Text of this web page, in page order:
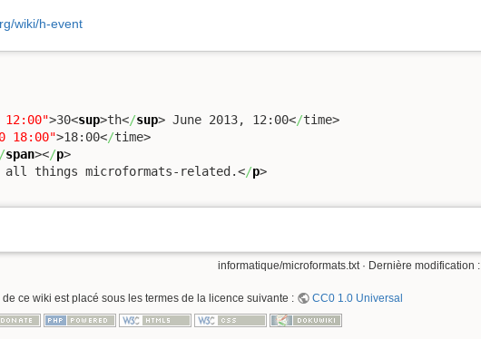
wiki/h-event
12:00">30<sup>th</sup> June 2013, 12:00</time>
18:00">18:00</time>
/span></p>
all things microformats-related.</p>
informatique/microformats.txt · Dernière modification :
ce wiki est placé sous les termes de la licence suivante : CC0 1.0 Universal